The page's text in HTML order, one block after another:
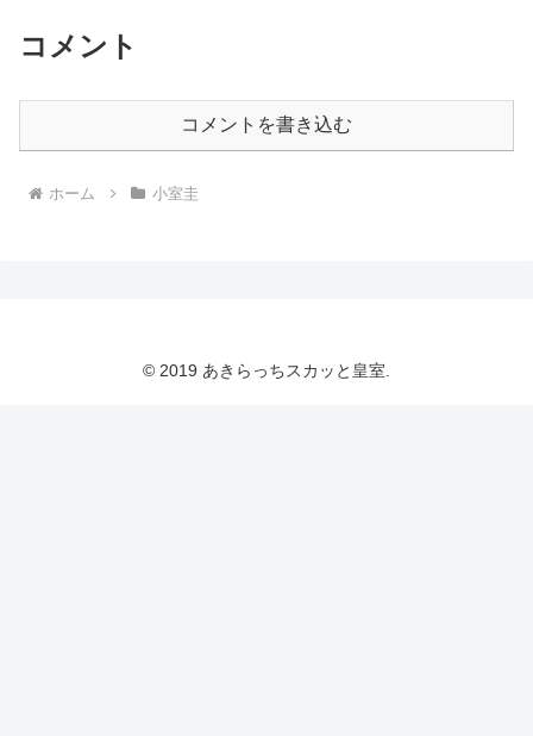
コメント
コメントを書き込む
ホーム 小室圭
© 2019 あきらっちスカッと皇室.